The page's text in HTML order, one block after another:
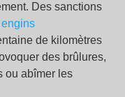
Des sanctions
engins
de kilomètres
des brûlures,
ou abîmer les